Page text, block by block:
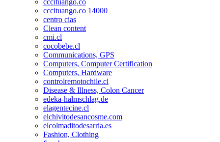
cccituango.co
cccituango.co 14000
centro cias
Clean content
cmi.cl
cocobebe.cl
Communications, GPS
Computers, Computer Certification
Computers, Hardware
controlremotochile.cl
Disease & Illness, Colon Cancer
edeka-halmschlag.de
elagentecine.cl
elchivitodesancosme.com
elcolmaditodesarria.es
Fashion, Clothing